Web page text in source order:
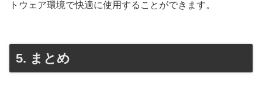
トウェア環境で快適に使用することができます。
5. まとめ